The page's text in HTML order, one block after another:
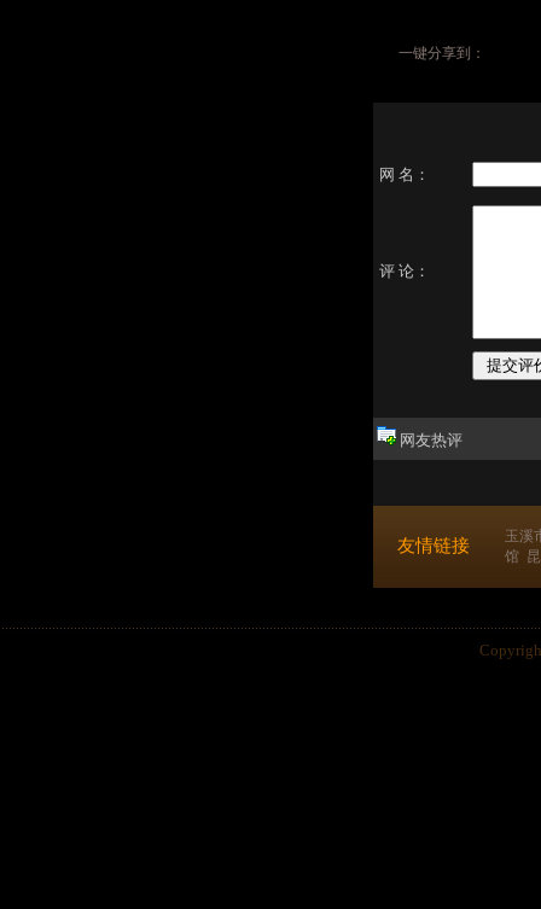
一键分享到：
网 名：
评 论：
网友热评
友情链接
玉溪
馆